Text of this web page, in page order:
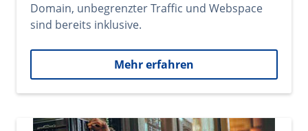
Domain, unbegrenzter Traffic und Webspace
sind bereits inklusive.
Mehr erfahren